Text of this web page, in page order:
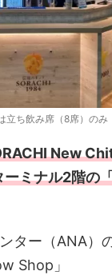
立ち飲み席（8席）のみ
New
ミナル2階の
ター（ANA）
Shop」